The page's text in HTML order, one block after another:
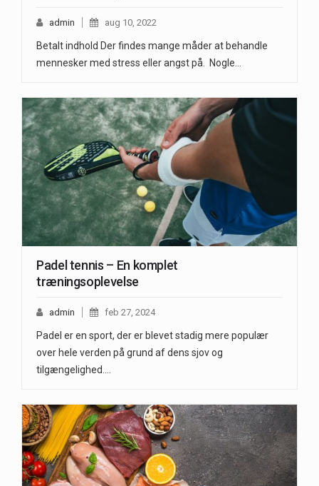
admin aug 10, 2022
Betalt indhold Der findes mange måder at behandle
mennesker med stress eller angst på. Nogle…
Padel tennis – En komplet
træningsoplevelse
admin feb 27, 2024
Padel er en sport, der er blevet stadig mere populær
over hele verden på grund af dens sjov og
tilgængelighed.…